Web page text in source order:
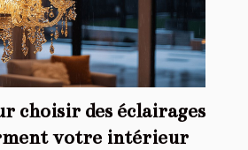
choisir des éclairages
votre intérieur